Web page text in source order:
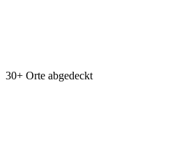
30+ Orte abgedeckt